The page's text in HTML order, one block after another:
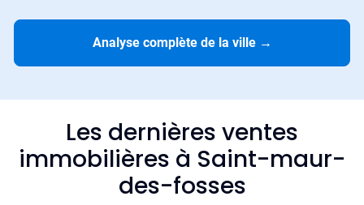
Analyse complète de la ville →
Les dernières ventes
immobilières à Saint-maur-
des-fosses